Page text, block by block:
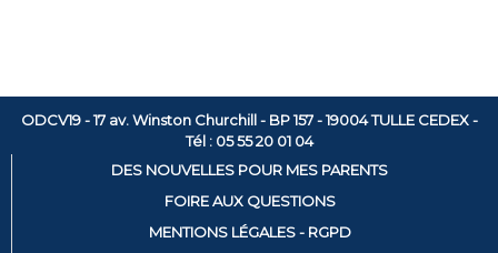
ODCV19 - 17 av. Winston Churchill - BP 157 - 19004 TULLE CEDEX -
Tél : 05 55 20 01 04
DES NOUVELLES POUR MES PARENTS
FOIRE AUX QUESTIONS
MENTIONS LÉGALES - RGPD